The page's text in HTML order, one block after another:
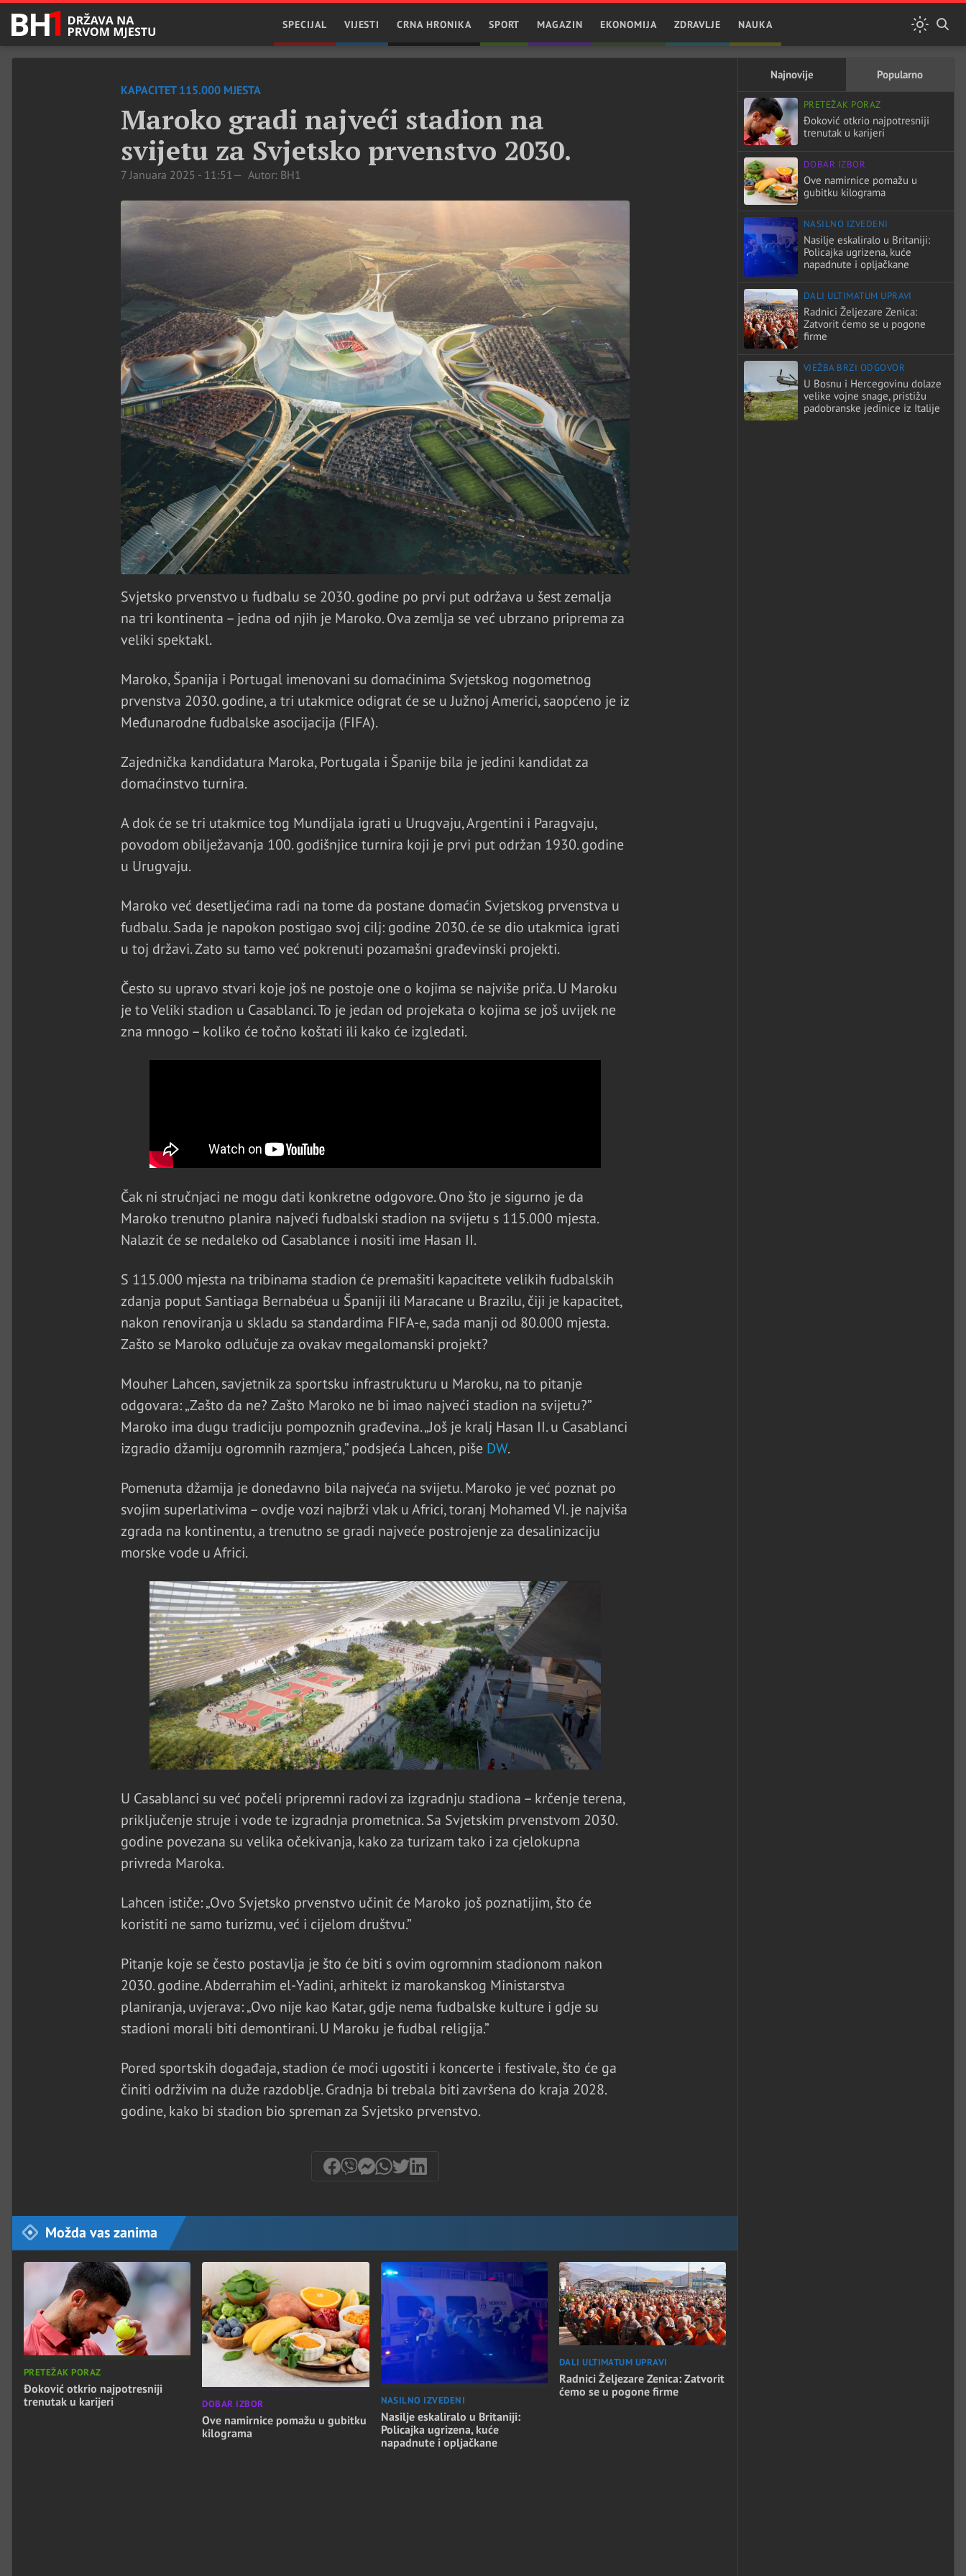
SPECIJAL VIJESTI CRNA HRONIKA SPORT MAGAZIN EKONOMIJA ZDRAVLJE NAUKA
KAPACITET 115.000 MJESTA
Maroko gradi najveći stadion na
svijetu za Svjetsko prvenstvo 2030.
7 Januara 2025 - 11:51 Autor: BH1
Svjetsko prvenstvo u fudbalu se 2030. godine po prvi put održava u šest zemalja
na tri kontinenta – jedna od njih je Maroko. Ova zemlja se već ubrzano priprema za
veliki spektakl.
Maroko, Španija i Portugal imenovani su domaćinima Svjetskog nogometnog
prvenstva 2030. godine, a tri utakmice odigrat će se u Južnoj Americi, saopćeno je iz
Međunarodne fudbalske asocijacija (FIFA).
Zajednička kandidatura Maroka, Portugala i Španije bila je jedini kandidat za
domaćinstvo turnira.
A dok će se tri utakmice tog Mundijala igrati u Urugvaju, Argentini i Paragvaju,
povodom obilježavanja 100. godišnjice turnira koji je prvi put održan 1930. godine
u Urugvaju.
Maroko već desetljećima radi na tome da postane domaćin Svjetskog prvenstva u
fudbalu. Sada je napokon postigao svoj cilj: godine 2030. će se dio utakmica igrati
u toj državi. Zato su tamo već pokrenuti pozamašni građevinski projekti.
Često su upravo stvari koje još ne postoje one o kojima se najviše priča. U Maroku
je to Veliki stadion u Casablanci. To je jedan od projekata o kojima se još uvijek ne
zna mnogo – koliko će točno koštati ili kako će izgledati.
Čak ni stručnjaci ne mogu dati konkretne odgovore. Ono što je sigurno je da
Maroko trenutno planira najveći fudbalski stadion na svijetu s 115.000 mjesta.
Nalazit će se nedaleko od Casablance i nositi ime Hasan II.
S 115.000 mjesta na tribinama stadion će premašiti kapacitete velikih fudbalskih
zdanja poput Santiaga Bernabéua u Španiji ili Maracane u Brazilu, čiji je kapacitet,
nakon renoviranja u skladu sa standardima FIFA-e, sada manji od 80.000 mjesta.
Zašto se Maroko odlučuje za ovakav megalomanski projekt?
Mouher Lahcen, savjetnik za sportsku infrastrukturu u Maroku, na to pitanje
odgovara: „Zašto da ne? Zašto Maroko ne bi imao najveći stadion na svijetu?”
Maroko ima dugu tradiciju pompoznih građevina. „Još je kralj Hasan II. u Casablanci
izgradio džamiju ogromnih razmjera,” podsjeća Lahcen, piše DW.
Pomenuta džamija je donedavno bila najveća na svijetu. Maroko je već poznat po
svojim superlativima – ovdje vozi najbrži vlak u Africi, toranj Mohamed VI. je najviša
zgrada na kontinentu, a trenutno se gradi najveće postrojenje za desalinizaciju
morske vode u Africi.
U Casablanci su već počeli pripremni radovi za izgradnju stadiona – krčenje terena,
priključenje struje i vode te izgradnja prometnica. Sa Svjetskim prvenstvom 2030.
godine povezana su velika očekivanja, kako za turizam tako i za cjelokupna
privreda Maroka.
Lahcen ističe: „Ovo Svjetsko prvenstvo učinit će Maroko još poznatijim, što će
koristiti ne samo turizmu, već i cijelom društvu.”
Pitanje koje se često postavlja je što će biti s ovim ogromnim stadionom nakon
2030. godine. Abderrahim el-Yadini, arhitekt iz marokanskog Ministarstva
planiranja, uvjerava: „Ovo nije kao Katar, gdje nema fudbalske kulture i gdje su
stadioni morali biti demontirani. U Maroku je fudbal religija.”
Pored sportskih događaja, stadion će moći ugostiti i koncerte i festivale, što će ga
činiti održivim na duže razdoblje. Gradnja bi trebala biti završena do kraja 2028.
godine, kako bi stadion bio spreman za Svjetsko prvenstvo.
Možda vas zanima
PRETEŽAK PORAZ
Đoković otkrio najpotresniji
trenutak u karijeri
DOBAR IZBOR
Ove namirnice pomažu u gubitku
kilograma
NASILNO IZVEDENI
Nasilje eskaliralo u Britaniji:
Policajka ugrizena, kuće
napadnute i opljačkane
DALI ULTIMATUM UPRAVI
Radnici Željezare Zenica: Zatvorit
ćemo se u pogone firme
Najnovije Popularno
PRETEŽAK PORAZ
Đoković otkrio najpotresniji
trenutak u karijeri
DOBAR IZBOR
Ove namirnice pomažu u
gubitku kilograma
NASILNO IZVEDENI
Nasilje eskaliralo u Britaniji:
Policajka ugrizena, kuće
napadnute i opljačkane
DALI ULTIMATUM UPRAVI
Radnici Željezare Zenica:
Zatvorit ćemo se u pogone
firme
VJEŽBA BRZI ODGOVOR
U Bosnu i Hercegovinu dolaze
velike vojne snage, pristižu
padobranske jedinice iz Italije